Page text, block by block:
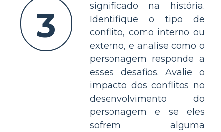
3
significado na história.
Identifique o tipo de
conflito, como interno ou
externo, e analise como o
personagem responde a
esses desafios. Avalie o
impacto dos conflitos no
desenvolvimento do
personagem e se eles
sofrem alguma